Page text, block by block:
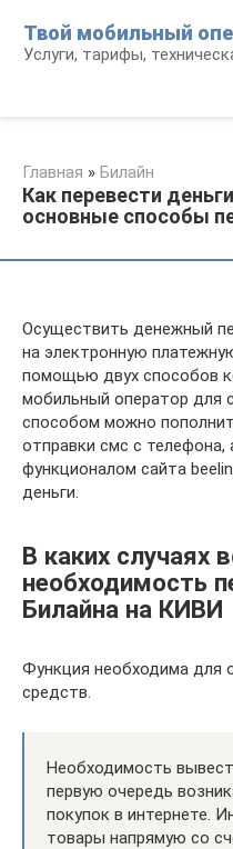
контенту
Твой мобильный
Услуги, тарифы,
Главная » Билайн
Как перевести
основные способы
Осуществить денежный
на электронную
помощью двух способов
мобильный оператор для
способом можно
отправки смс с телефона,
функционалом сайта
деньги.
В каких случаях
необходимость
Билайна на КИВИ
Функция необходима для
средств.
Необходимость
первую очередь
покупок в интернете.
товары напрямую со